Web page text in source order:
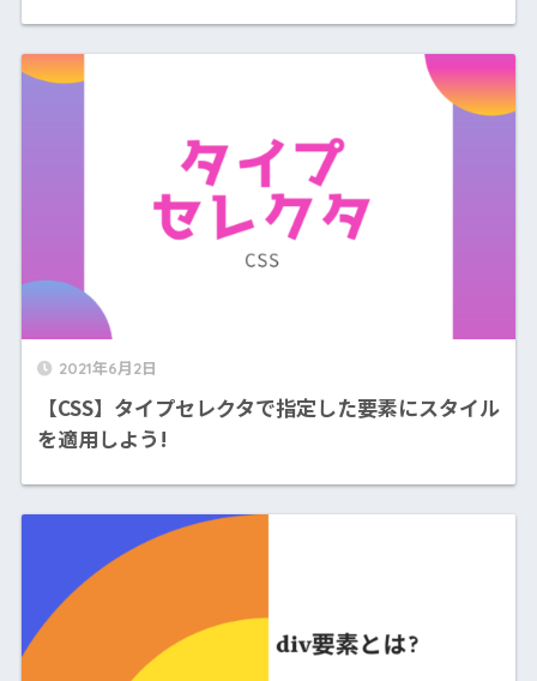
2021年6月2日
【CSS】タイプセレクタで指定した要素にスタイル
を適用しよう!